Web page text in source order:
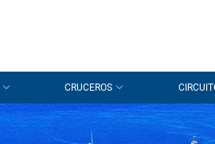
CRUCEROS